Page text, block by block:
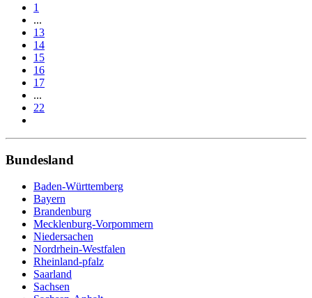
1
...
13
14
15
16
17
...
22
Bundesland
Baden-Württemberg
Bayern
Brandenburg
Mecklenburg-Vorpommern
Niedersachen
Nordrhein-Westfalen
Rheinland-pfalz
Saarland
Sachsen